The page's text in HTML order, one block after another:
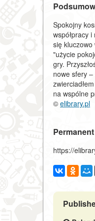
Spokojny
współpracy
się
"użycie
gry.
nowe sfery
na wspólne
© elibrary.pl
https://